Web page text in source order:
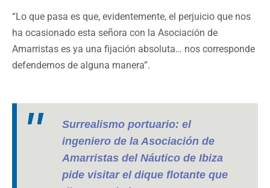
“Lo que pasa es que, evidentemente, el perjuicio que nos
ha ocasionado esta señora con la Asociación de
Amarristas es ya una fijación absoluta… nos corresponde
defendernos de alguna manera”.
Surrealismo portuario: el
ingeniero de la Asociación de
Amarristas del Náutico de Ibiza
pide visitar el dique flotante que